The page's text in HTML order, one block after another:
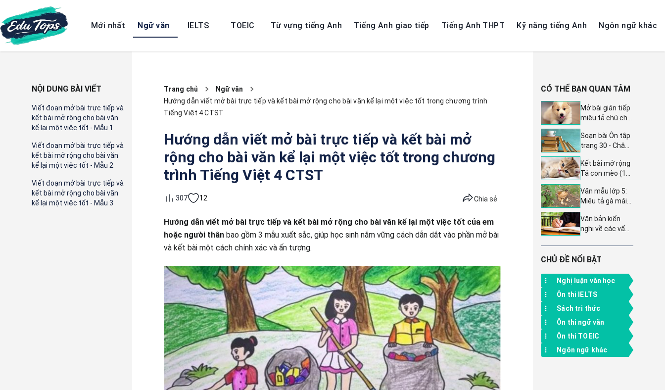
Mới nhất Ngữ văn IELTS TOEIC Từ vựng tiếng Anh Tiếng Anh giao tiếp Tiếng Anh THPT Kỹ năng tiếng Anh Ngôn ngữ khác
NỘI DUNG BÀI VIẾT
Viết đoạn mở bài trực tiếp và
kết bài mở rộng cho bài văn
kể lại một việc tốt - Mẫu 1
Viết đoạn mở bài trực tiếp và
kết bài mở rộng cho bài văn
kể lại một việc tốt - Mẫu 2
Viết đoạn mở bài trực tiếp và
kết bài mở rộng cho bài văn
kể lại một việc tốt - Mẫu 3
Trang chủ
Ngữ văn
Hướng dẫn viết mở bài trực tiếp và kết bài mở rộng cho bài văn kể lại một việc tốt trong chương trình
Tiếng Việt 4 CTST
Hướng dẫn viết mở bài trực tiếp và kết bài mở
rộng cho bài văn kể lại một việc tốt trong chương
trình Tiếng Việt 4 CTST
307 12 Chia sẻ
Hướng dẫn viết mở bài trực tiếp và kết bài mở rộng cho bài văn kể lại một việc tốt của em
hoặc người thânbao gồm 3 mẫu xuất sắc, giúp học sinh nắm vững cách dẫn dắt vào phần mở bài
và kết bài một cách chính xác và ấn tượng.
CÓ THỂ BẠN QUAN TÂM
Mở bài gián tiếp
miêu tả chú chó
Tả con chó lớp 4
ấn tượng và
Soạn bài Ôn tập
trang 30 - Chân
Hướng dẫn chi
tiết Ngữ văn lớp
Kết bài mở rộng
Tả con mèo (11
dẫn chi tiết
cách viết kết bài
dành cho học
sinh lớp 4
Văn mẫu lớp 5:
Miêu tả gà mái
kiếm mồi - 2 dàn
ý chi tiết và 10
Văn bản kiến
nghị về các vấn
thường ngày -
Tuyển tập 5
8
CHỦ ĐỀ NỔI BẬT
Nghị luận văn học
Ôn thi IELTS
Sách tri thức
Ôn thi ngữ văn
Ôn thi TOEIC
Ngôn ngữ khác